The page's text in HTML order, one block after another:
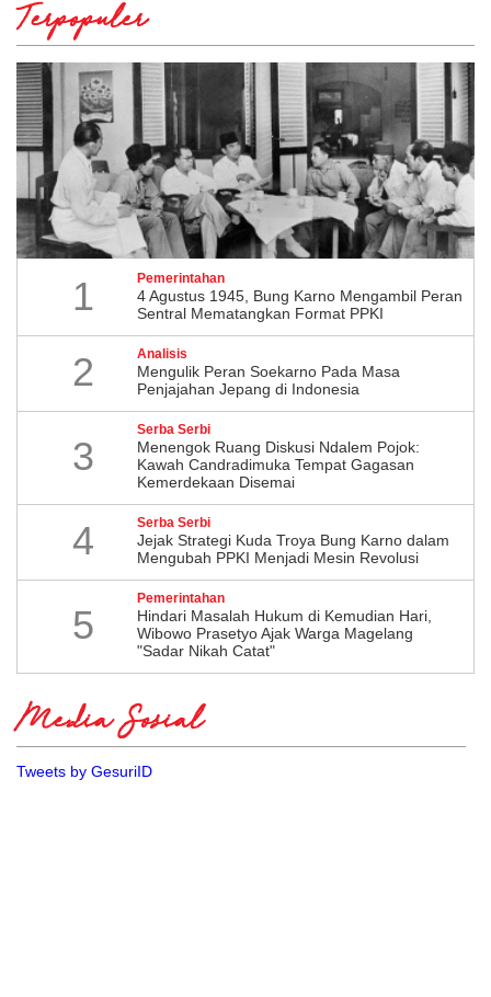
Terpopuler
1 Pemerintahan
4 Agustus 1945, Bung Karno Mengambil Peran
Sentral Mematangkan Format PPKI
2 Analisis
Mengulik Peran Soekarno Pada Masa
Penjajahan Jepang di Indonesia
3
Serba Serbi
Menengok Ruang Diskusi Ndalem Pojok:
Kawah Candradimuka Tempat Gagasan
Kemerdekaan Disemai
4 Serba Serbi
Jejak Strategi Kuda Troya Bung Karno dalam
Mengubah PPKI Menjadi Mesin Revolusi
5
Pemerintahan
Hindari Masalah Hukum di Kemudian Hari,
Wibowo Prasetyo Ajak Warga Magelang
"Sadar Nikah Catat"
Media Sosial
Tweets by GesuriID